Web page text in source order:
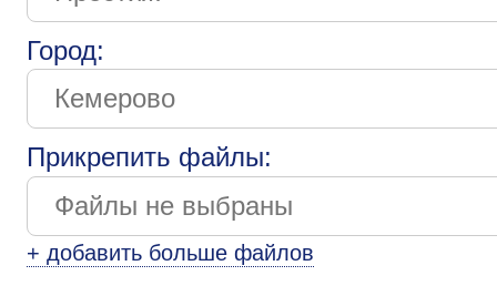
Город:
Прикрепить файлы:
+ добавить больше файлов